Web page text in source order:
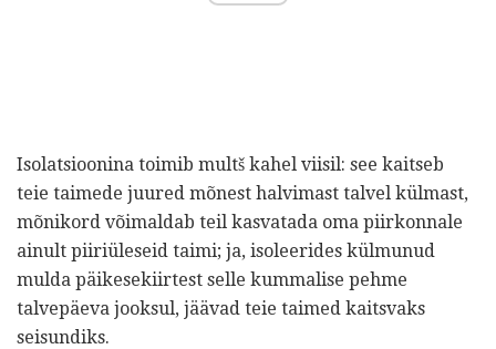
Isolatsioonina toimib multš kahel viisil: see kaitseb
teie taimede juured mõnest halvimast talvel külmast,
mõnikord võimaldab teil kasvatada oma piirkonnale
ainult piiriüleseid taimi; ja, isoleerides külmunud
mulda päikesekiirtest selle kummalise pehme
talvepäeva jooksul, jäävad teie taimed kaitsvaks
seisundiks.